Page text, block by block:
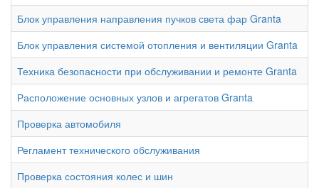
Блок управления направления пучков света фар Granta
Блок управления системой отопления и вентиляции Granta
Техника безопасности при обслуживании и ремонте Granta
Расположение основных узлов и агрегатов Granta
Проверка автомобиля
Регламент технического обслуживания
Проверка состояния колес и шин